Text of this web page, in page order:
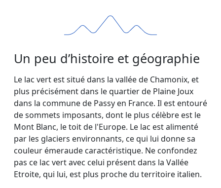
Un peu d’histoire et géographie
Le lac vert est situé dans la vallée de Chamonix, et
plus précisément dans le quartier de Plaine Joux
dans la commune de Passy en France. Il est entouré
de sommets imposants, dont le plus célèbre est le
Mont Blanc, le toit de l'Europe. Le lac est alimenté
par les glaciers environnants, ce qui lui donne sa
couleur émeraude caractéristique. Ne confondez
pas ce lac vert avec celui présent dans la Vallée
Etroite, qui lui, est plus proche du territoire italien.